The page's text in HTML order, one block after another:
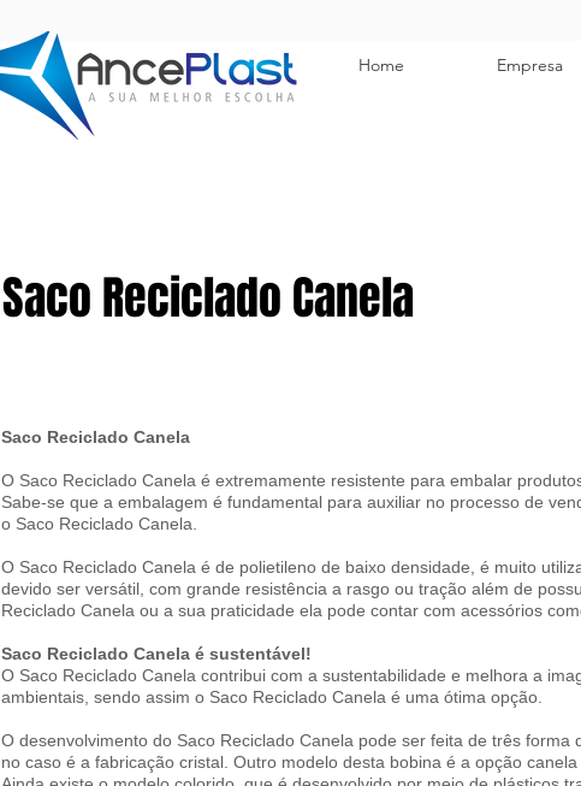
Home Empresa
Saco Reciclado Canela
Saco Reciclado Canela
O Saco Reciclado Canela é extremamente resistente para embalar
Sabe-se que a embalagem é fundamental para auxiliar no processo de
o Saco Reciclado Canela.
O Saco Reciclado Canela é de polietileno de baixo densidade, é muito
devido ser versátil, com grande resistência a rasgo ou tração além de
Reciclado Canela ou a sua praticidade ela pode contar com acessórios
Saco Reciclado Canela é sustentável!
O Saco Reciclado Canela contribui com a sustentabilidade e melhora a
ambientais, sendo assim o Saco Reciclado Canela é uma ótima opção.
O desenvolvimento do Saco Reciclado Canela pode ser feita de três
no caso é a fabricação cristal. Outro modelo desta bobina é a opção